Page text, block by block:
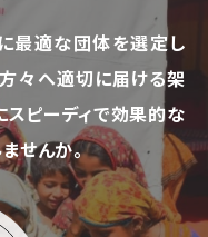
最適な団体を選定し
々へ適切に届ける架
ピーディで効果的な
せんか。